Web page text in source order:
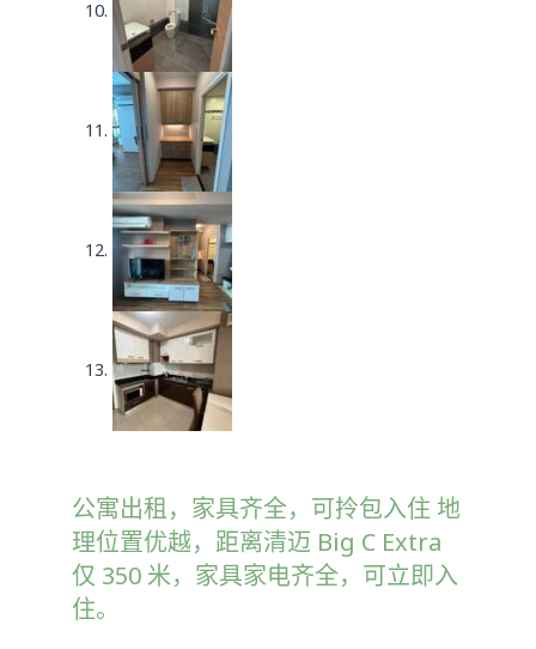
公寓出租，家具齐全，可拎包入住 地
理位置优越，距离清迈 Big C Extra
仅 350 米，家具家电齐全，可立即入
住。